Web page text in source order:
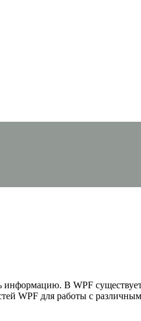
информацию. В WPF
WPF для работы с